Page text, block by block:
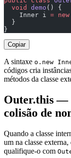
  void
demo () {
    Inner i
= new
  }
}
Copiar
A sintaxe o.new
códigos cria
métodos da classe
Outer.this —
colisão de
Quando a classe
um na classe
qualifique-o com